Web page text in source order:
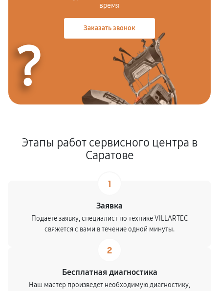
время
Заказать звонок
?
Этапы работ сервисного центра в
Саратове
1
Заявка
Подаете заявку, специалист по технике VILLARTEC
свяжется с вами в течение одной минуты.
2
Бесплатная диагностика
Наш мастер произведет необходимую диагностику,